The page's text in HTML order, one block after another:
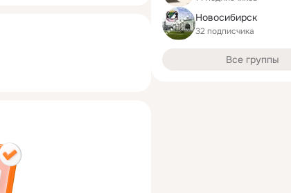
Новосибирск
32 подписчика
Все группы